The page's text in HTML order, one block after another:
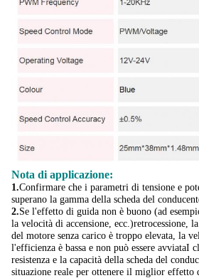
Nota di applicazione:
1.Confirmare che i parametri di tensione e
superano la gamma della scheda del
2.Se l'effetto di guida non è buono (ad
la velocità di accensione, ecc.)retrocessione,
del motore senza carico è troppo elevata, la
l'efficienza è bassa e non può essere avviataI
resistenza e la capacità della scheda del
situazione reale per ottenere il miglior effetto